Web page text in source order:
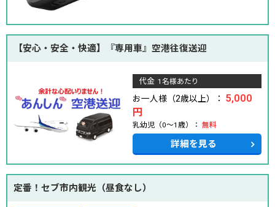
【安心・安全・快適】『専用車』空港往復送迎
代金 1名様あたり
お一人様（2歳以上）：
5,000
円
乳幼児（0～1歳）： 無料
詳細を見る
定番！セブ市内観光（昼食なし）